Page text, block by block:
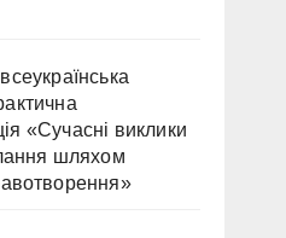
«Сучасні виклики
шляхом